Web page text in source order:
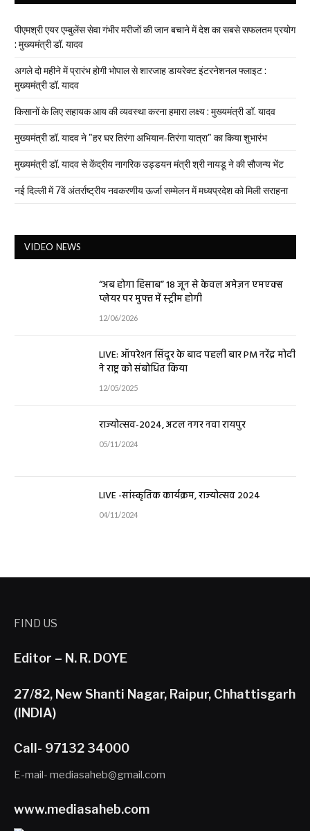
पीएमश्री एयर एम्बुलेंस सेवा गंभीर मरीजों की जान बचाने में देश का सबसे सफलतम प्रयोग
: मुख्यमंत्री डॉ. यादव
अगले दो महीने में प्रारंभ होगी भोपाल से शारजाह डायरेक्ट इंटरनेशनल फ्लाइट :
मुख्यमंत्री डॉ. यादव
किसानों के लिए सहायक आय की व्यवस्था करना हमारा लक्ष्य : मुख्यमंत्री डॉ. यादव
मुख्यमंत्री डॉ. यादव ने "हर घर तिरंगा अभियान-तिरंगा यात्रा" का किया शुभारंभ
मुख्यमंत्री डॉ. यादव से केंद्रीय नागरिक उड्डयन मंत्री श्री नायडू ने की सौजन्य भेंट
नई दिल्ली में 7वें अंतर्राष्ट्रीय नवकरणीय ऊर्जा सम्मेलन में मध्यप्रदेश को मिली सराहना
VIDEO NEWS
“अब होगा हिसाब” 18 जून से केवल अमेज़न एमएक्स
प्लेयर पर मुफ्त में स्ट्रीम होगी
12/06/2026
LIVE: ऑपरेशन सिंदूर के बाद पहली बार PM नरेंद्र मोदी
ने राष्ट्र को संबोधित किया
12/05/2025
राज्योत्सव-2024, अटल नगर नवा रायपुर
05/11/2024
LIVE -सांस्कृतिक कार्यक्रम, राज्योत्सव 2024
04/11/2024
FIND US
Editor – N. R. DOYE
27/82, New Shanti Nagar, Raipur, Chhattisgarh
(INDIA)
Call- 97132 34000
E-mail- mediasaheb@gmail.com
www.mediasaheb.com